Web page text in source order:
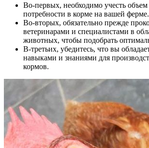
Во-первых, необходимо учесть объем
потребности в корме на вашей ферме.
Во-вторых, обязательно прежде
ветеринарами и специалистами в
животных, чтобы подобрать
В-третьих, убедитесь, что вы
навыками и знаниями для
кормов.